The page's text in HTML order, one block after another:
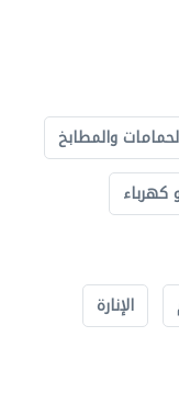
والمطابخ
كهرباء
الإنارة